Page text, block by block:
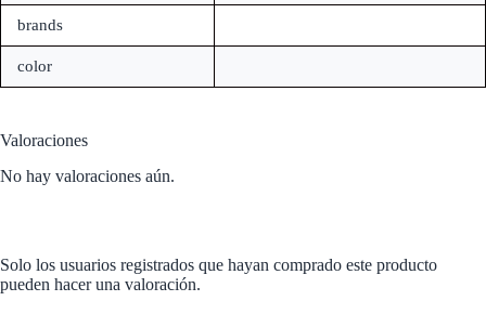
brands
color
Valoraciones
No hay valoraciones aún.
Solo los usuarios registrados que hayan comprado este producto
pueden hacer una valoración.